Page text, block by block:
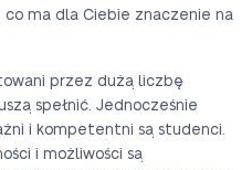
ma dla Ciebie znaczenie na
przez dużą liczbę
spełnić. Jednocześnie
i kompetentni są studenci.
i możliwości są